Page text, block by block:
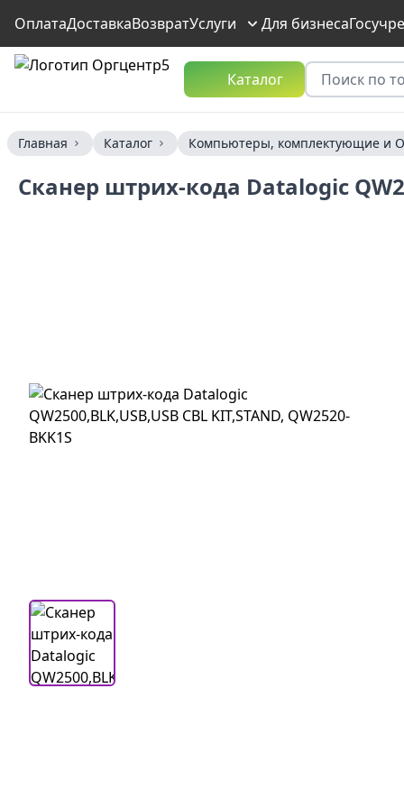
ОплатаДоставкаВозвратУслуги Для бизнеса
Каталог
Главная Каталог Компьютеры, комплектующие и
Сканер штрих-кода Datalogic